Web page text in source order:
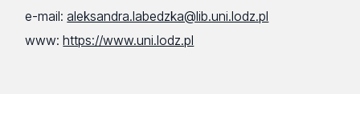
e-mail:aleksandra.labedzka@lib.uni.lodz.pl
www:https://www.uni.lodz.pl